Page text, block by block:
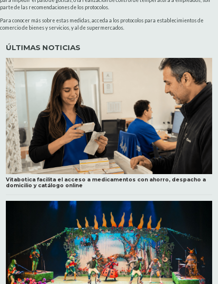
parte de las recomendaciones de los protocolos.
Para conocer más sobre estas medidas, acceda a los protocolos para establecimientos de
comercio de bienes y servicios, y al de supermercados.
ÚLTIMAS NOTICIAS
Vitabotica facilita el acceso a medicamentos con ahorro, despacho a
domicilio y catálogo online